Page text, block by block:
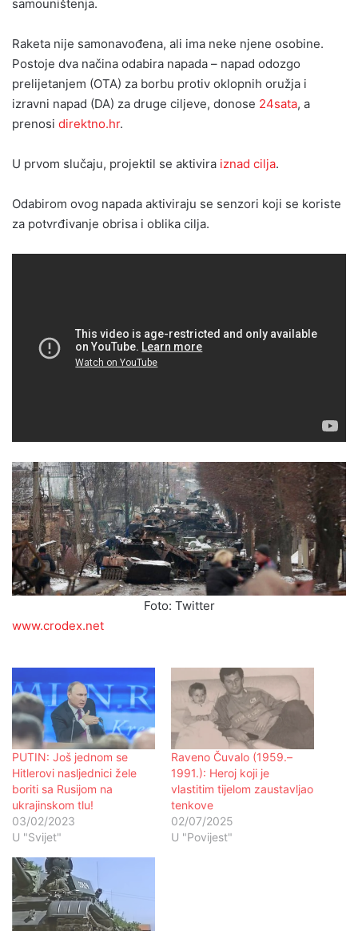
samouništenja.
Raketa nije samonavođena, ali ima neke njene osobine.
Postoje dva načina odabira napada – napad odozgo
prelijetanjem (OTA) za borbu protiv oklopnih oružja i
izravni napad (DA) za druge ciljeve, donose 24sata, a
prenosi direktno.hr.
U prvom slučaju, projektil se aktivira iznad cilja.
Odabirom ovog napada aktiviraju se senzori koji se koriste
za potvrđivanje obrisa i oblika cilja.
Foto: Twitter
www.crodex.net
PUTIN: Još jednom se
Hitlerovi nasljednici žele
boriti sa Rusijom na
ukrajinskom tlu!
03/02/2023
U "Svijet"
Raveno Čuvalo (1959.–
1991.): Heroj koji je
vlastitim tijelom zaustavljao
tenkove
02/07/2025
U "Povijest"